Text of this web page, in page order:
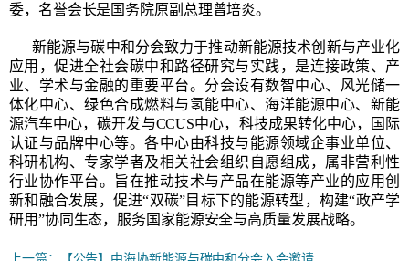
委，名誉会长是国务院原副总理曾培炎。
新能源与碳中和分会致力于推动新能源技术创新与产业化
应用，促进全社会碳中和路径研究与实践，是连接政策、产
业、学术与金融的重要平台。分会设有数智中心、风光储一
体化中心、绿色合成燃料与氢能中心、海洋能源中心、新能
源汽车中心，碳开发与CCUS中心，科技成果转化中心，国际
认证与品牌中心等。各中心由科技与能源领域企事业单位、
科研机构、专家学者及相关社会组织自愿组成，属非营利性
行业协作平台。旨在推动技术与产品在能源等产业的应用创
新和融合发展，促进“双碳”目标下的能源转型，构建“政产学
研用”协同生态，服务国家能源安全与高质量发展战略。